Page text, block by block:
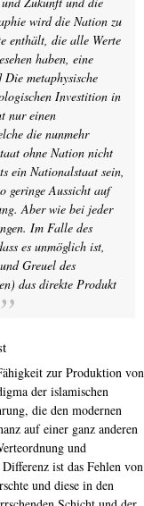
wird die Nation zu
enthält, die alle Werte
haben, eine
metaphysische
Investition in
nur einen
die nunmehr
ohne Nation nicht
ein Nationalstaat sein,
geringe Aussicht auf
Aber wie bei jeder
Im Falle des
es unmöglich ist,
Greuel des
das direkte Produkt
zur Produktion von
der islamischen
die den modernen
auf einer ganz anderen
und
ist das Fehlen von
und diese in den